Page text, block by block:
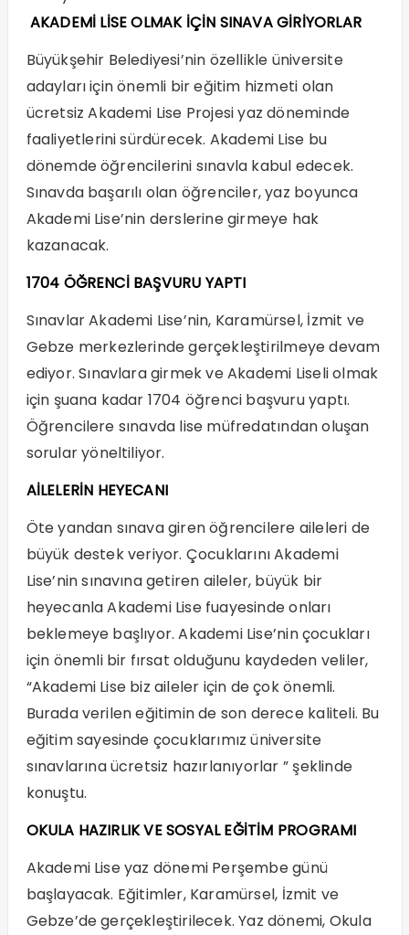
AKADEMİ LİSE OLMAK İÇİN SINAVA GİRİYORLAR
Büyükşehir Belediyesi’nin özellikle üniversite
adayları için önemli bir eğitim hizmeti olan
ücretsiz Akademi Lise Projesi yaz döneminde
faaliyetlerini sürdürecek. Akademi Lise bu
dönemde öğrencilerini sınavla kabul edecek.
Sınavda başarılı olan öğrenciler, yaz boyunca
Akademi Lise’nin derslerine girmeye hak
kazanacak.
1704 ÖĞRENCİ BAŞVURU YAPTI
Sınavlar Akademi Lise’nin, Karamürsel, İzmit ve
Gebze merkezlerinde gerçekleştirilmeye devam
ediyor. Sınavlara girmek ve Akademi Liseli olmak
için şuana kadar 1704 öğrenci başvuru yaptı.
Öğrencilere sınavda lise müfredatından oluşan
sorular yöneltiliyor.
AİLELERİN HEYECANI
Öte yandan sınava giren öğrencilere aileleri de
büyük destek veriyor. Çocuklarını Akademi
Lise’nin sınavına getiren aileler, büyük bir
heyecanla Akademi Lise fuayesinde onları
beklemeye başlıyor. Akademi Lise’nin çocukları
için önemli bir fırsat olduğunu kaydeden veliler,
“Akademi Lise biz aileler için de çok önemli.
Burada verilen eğitimin de son derece kaliteli. Bu
eğitim sayesinde çocuklarımız üniversite
sınavlarına ücretsiz hazırlanıyorlar ” şeklinde
konuştu.
OKULA HAZIRLIK VE SOSYAL EĞİTİM PROGRAMI
Akademi Lise yaz dönemi Perşembe günü
başlayacak. Eğitimler, Karamürsel, İzmit ve
Gebze’de gerçekleştirilecek. Yaz dönemi, Okula